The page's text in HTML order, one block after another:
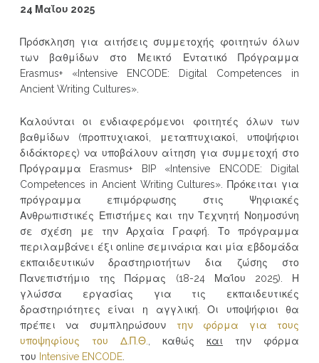
24 Μαΐου 2025
Πρόσκληση για αιτήσεις συμμετοχής φοιτητών όλων
των βαθμίδων στο Μεικτό Εντατικό Πρόγραμμα
Erasmus+ «Intensive ENCODE: Digital Competences in
Ancient Writing Cultures».
Καλούνται οι ενδιαφερόμενοι φοιτητές όλων των
βαθμίδων (προπτυχιακοί, μεταπτυχιακοί, υποψήφιοι
διδάκτορες) να υποβάλουν αίτηση για συμμετοχή στο
Πρόγραμμα Erasmus+ BIP «Intensive ENCODE: Digital
Competences in Ancient Writing Cultures». Πρόκειται για
πρόγραμμα επιμόρφωσης στις Ψηφιακές
Ανθρωπιστικές Επιστήμες και την Τεχνητή Νοημοσύνη
σε σχέση με την Αρχαία Γραφή. Το πρόγραμμα
περιλαμβάνει έξι οnline σεμινάρια και μία εβδομάδα
εκπαιδευτικών δραστηριοτήτων δια ζώσης στο
Πανεπιστήμιο της Πάρμας (18-24 Μαΐου 2025). Η
γλώσσα εργασίας για τις εκπαιδευτικές
δραστηριότητες είναι η αγγλική. Οι υποψήφιοι θα
πρέπει να συμπληρώσουν την φόρμα για τους
υποψηφίους του Δ.Π.Θ.
, καθώςκαι την φόρμα
του Intensive ENCODE.